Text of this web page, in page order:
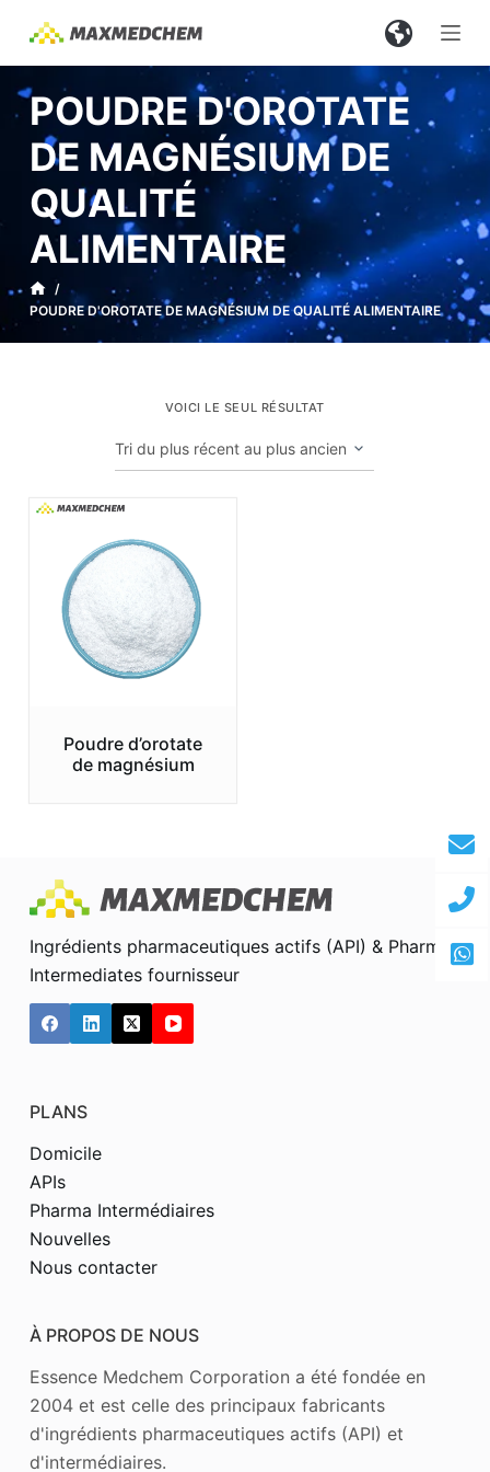
s
a
o
n
t
POUDRE D'OROTATE
DE MAGNÉSIUM DE
QUALITÉ
ALIMENTAIRE
/
POUDRE D'OROTATE DE MAGNÉSIUM DE QUALITÉ ALIMENTAIRE
VOICI LE SEUL RÉSULTAT
Poudre d’orotate
de magnésium
Ingrédients pharmaceutiques actifs (API) & Pharma
Intermediates fournisseur
PLANS
Domicile
APIs
Pharma Intermédiaires
Nouvelles
Nous contacter
À PROPOS DE NOUS
Essence Medchem Corporation a été fondée en
2004 et est celle des principaux fabricants
d'ingrédients pharmaceutiques actifs (API) et
d'intermédiaires.